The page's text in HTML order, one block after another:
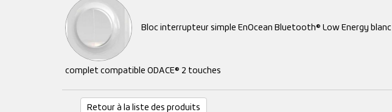
Bloc interrupteur simple EnOcean Bluetooth® Low Energy blanc
complet compatible ODACE® 2 touches
Retour à la liste des produits